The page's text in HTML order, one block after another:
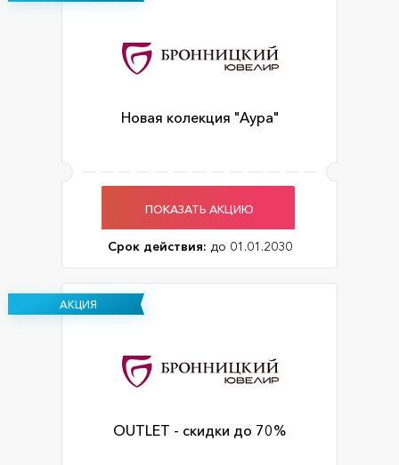
Новая колекция "Аура"
ПОКАЗАТЬ АКЦИЮ
Срок действия: до 01.01.2030
АКЦИЯ
OUTLET - скидки до 70%